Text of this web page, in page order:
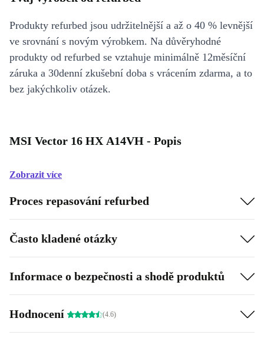
Produkty refurbed jsou udržitelnější a až o 40 % levnější
ve srovnání s novým výrobkem. Na důvěryhodné
produkty od refurbed se vztahuje minimálně 12měsíční
záruka a 30denní zkušební doba s vrácením zdarma, a to
bez jakýchkoliv otázek.
MSI Vector 16 HX A14VH - Popis
Zobrazit více
Proces repasování refurbed
Často kladené otázky
Informace o bezpečnosti a shodě produktů
Hodnocení (4.6)